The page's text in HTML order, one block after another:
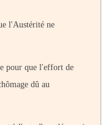
l'Austérité ne
pour que l'effort de
dû au